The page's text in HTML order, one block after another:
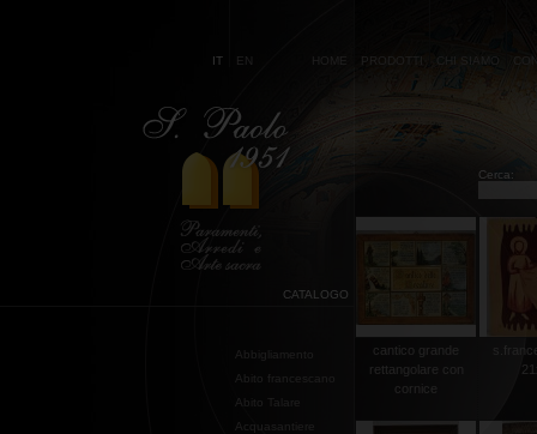
IT EN HOME PRODOTTI CHI SIAMO
Cerca:
CATALOGO
Abbigliamento
Abito francescano
Abito Talare
Acquasantiere
cantico grande
rettangolare con
cornice